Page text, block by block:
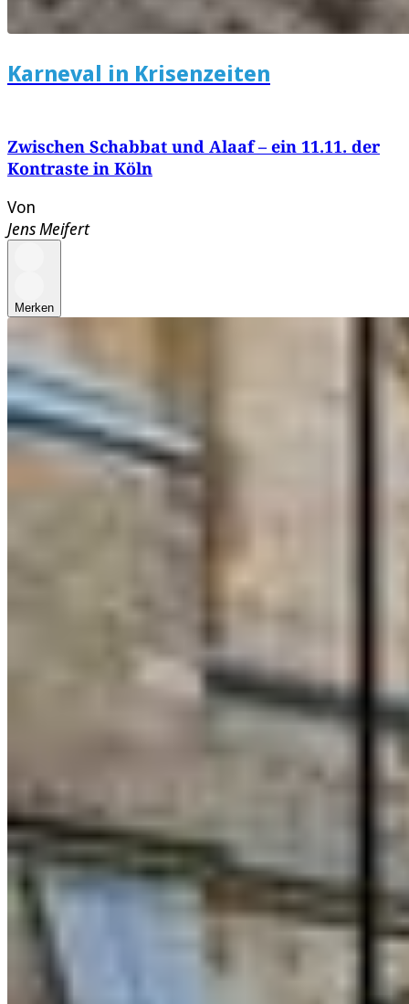
Karneval in Krisenzeiten
Zwischen Schabbat und Alaaf – ein 11.11. der
Kontraste in Köln
Von
Jens Meifert
Merken